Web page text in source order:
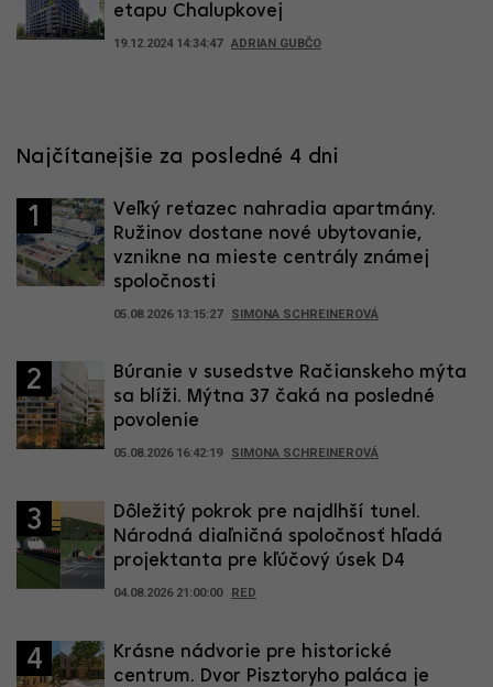
etapu Chalupkovej
19.12.2024 14:34:47 ADRIAN GUBČO
Najčítanejšie za posledné 4 dni
1
Veľký reťazec nahradia apartmány.
Ružinov dostane nové ubytovanie,
vznikne na mieste centrály známej
spoločnosti
05.08.2026 13:15:27 SIMONA SCHREINEROVÁ
2
Búranie v susedstve Račianskeho mýta
sa blíži. Mýtna 37 čaká na posledné
povolenie
05.08.2026 16:42:19 SIMONA SCHREINEROVÁ
3
Dôležitý pokrok pre najdlhší tunel.
Národná diaľničná spoločnosť hľadá
projektanta pre kľúčový úsek D4
04.08.2026 21:00:00 RED
4
Krásne nádvorie pre historické
centrum. Dvor Pisztoryho paláca je